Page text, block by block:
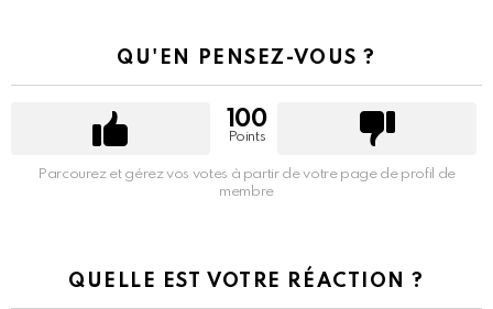
QU'EN PENSEZ-VOUS ?
100
Points
Parcourez et gérez vos votes à partir de votre page de profil de
membre
QUELLE EST VOTRE RÉACTION ?